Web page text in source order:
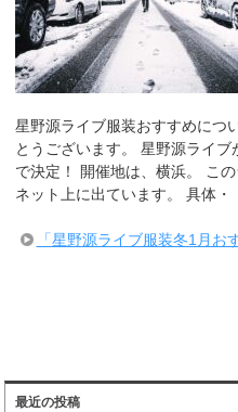
星野源ライブ服装おすすめにつ
とうございます。 星野源ライ
で決定！ 開催地は、横浜。 こ
ネット上に出ています。 具体・
「星野源ライブ服装冬1月お
最近の投稿